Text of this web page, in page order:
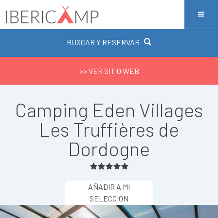
BUSCAR Y RESERVAR
>> VER SITIO WEB
Camping Eden Villages
Les Truffières de
Dordogne
AÑADIR A MI
SELECCIÓN